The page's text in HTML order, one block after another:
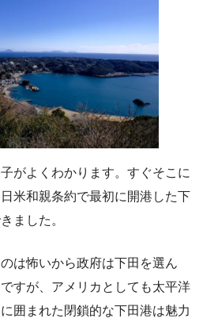
がよくわかります。すぐそこに
米和親条約で最初に開港した下
ました。
は怖いから政府は下田を選ん
すが、アメリカとしても太平洋
囲まれた閉鎖的な下田港は魅力